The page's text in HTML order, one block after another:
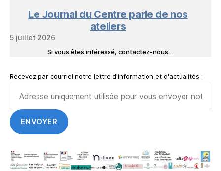
Le Journal du Centre parle de nos
ateliers
5 juillet 2026
Si vous êtes intéressé, contactez-nous…
Recevez par courriel notre lettre d'information et d'actualités :